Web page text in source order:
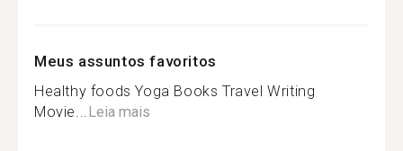
Meus assuntos favoritos
Healthy foods Yoga Books Travel Writing
Movie...Leia mais